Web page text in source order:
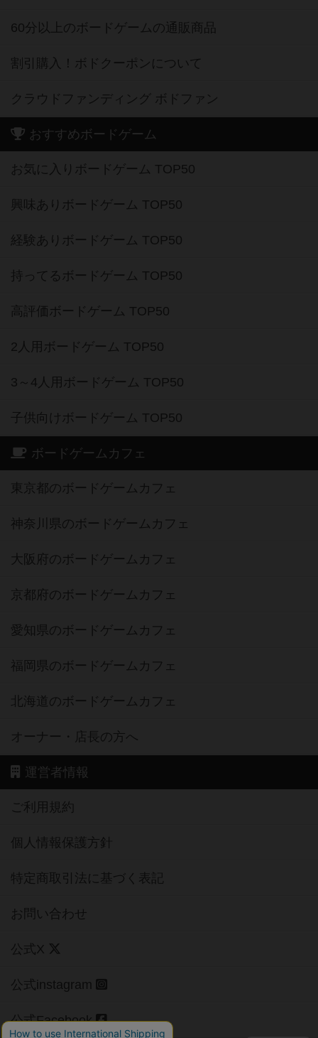
60分以上のボードゲームの通販商品
割引購入！ボドクーポンについて
クラウドファンディング ボドファン
おすすめボードゲーム
お気に入りボードゲーム TOP50
興味ありボードゲーム TOP50
経験ありボードゲーム TOP50
持ってるボードゲーム TOP50
高評価ボードゲーム TOP50
2人用ボードゲーム TOP50
3～4人用ボードゲーム TOP50
子供向けボードゲーム TOP50
ボードゲームカフェ
東京都のボードゲームカフェ
神奈川県のボードゲームカフェ
大阪府のボードゲームカフェ
京都府のボードゲームカフェ
愛知県のボードゲームカフェ
福岡県のボードゲームカフェ
北海道のボードゲームカフェ
オーナー・店長の方へ
運営者情報
ご利用規約
個人情報保護方針
特定商取引法に基づく表記
お問い合わせ
公式X
公式instagram
公式Facebook